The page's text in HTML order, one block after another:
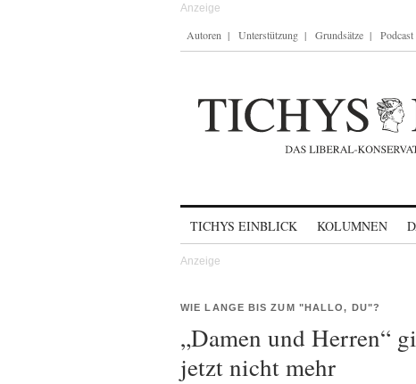
Autoren Unterstützung Grundsätze Podcast
TICHYS EINBLICK KOLUMNEN
WIE LANGE BIS ZUM "HALLO, DU"?
„Damen und Herren“
jetzt nicht mehr